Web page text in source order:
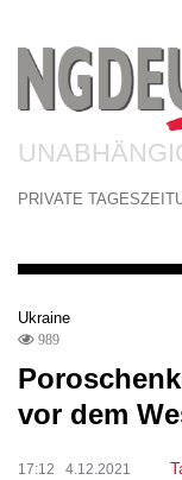
PRIVATE
Ukraine
989
vor dem
17:12 4.12.2021